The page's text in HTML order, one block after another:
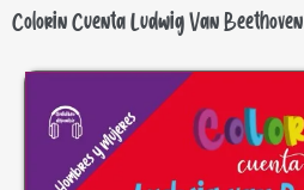
Colorin Cuenta Ludwig Van Beethoven